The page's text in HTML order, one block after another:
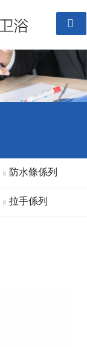

 防水條係列
 拉手係列